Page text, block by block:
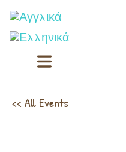
<< All Events